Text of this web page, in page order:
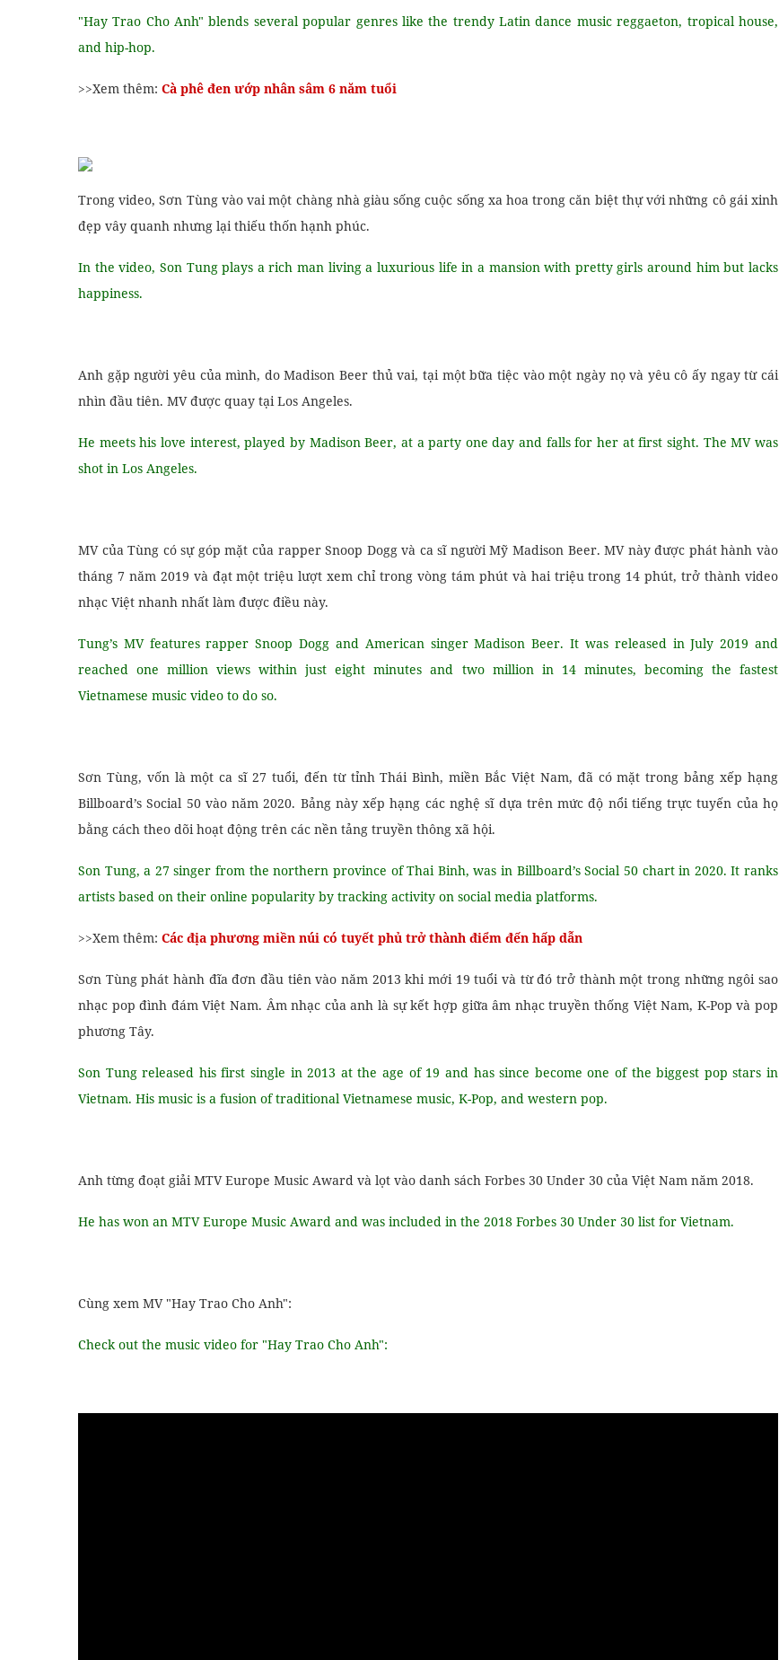
"Hay Trao Cho Anh" blends several popular genres like the trendy Latin dance music reggaeton, tropical house,
and hip-hop.
>>Xem thêm: Cà phê đen ướp nhân sâm 6 năm tuổi
Trong video, Sơn Tùng vào vai một chàng nhà giàu sống cuộc sống xa hoa trong căn biệt thự với những cô gái xinh
đẹp vây quanh nhưng lại thiếu thốn hạnh phúc.
In the video, Son Tung plays a rich man living a luxurious life in a mansion with pretty girls around him but lacks
happiness.
Anh gặp người yêu của mình, do Madison Beer thủ vai, tại một bữa tiệc vào một ngày nọ và yêu cô ấy ngay từ cái
nhìn đầu tiên. MV được quay tại Los Angeles.
He meets his love interest, played by Madison Beer, at a party one day and falls for her at first sight. The MV was
shot in Los Angeles.
MV của Tùng có sự góp mặt của rapper Snoop Dogg và ca sĩ người Mỹ Madison Beer. MV này được phát hành vào
tháng 7 năm 2019 và đạt một triệu lượt xem chỉ trong vòng tám phút và hai triệu trong 14 phút, trở thành video
nhạc Việt nhanh nhất làm được điều này.
Tung’s MV features rapper Snoop Dogg and American singer Madison Beer. It was released in July 2019 and
reached one million views within just eight minutes and two million in 14 minutes, becoming the fastest
Vietnamese music video to do so.
Sơn Tùng, vốn là một ca sĩ 27 tuổi, đến từ tỉnh Thái Bình, miền Bắc Việt Nam, đã có mặt trong bảng xếp hạng
Billboard’s Social 50 vào năm 2020. Bảng này xếp hạng các nghệ sĩ dựa trên mức độ nổi tiếng trực tuyến của họ
bằng cách theo dõi hoạt động trên các nền tảng truyền thông xã hội.
Son Tung, a 27 singer from the northern province of Thai Binh, was in Billboard’s Social 50 chart in 2020. It ranks
artists based on their online popularity by tracking activity on social media platforms.
>>Xem thêm: Các địa phương miền núi có tuyết phủ trở thành điểm đến hấp dẫn
Sơn Tùng phát hành đĩa đơn đầu tiên vào năm 2013 khi mới 19 tuổi và từ đó trở thành một trong những ngôi sao
nhạc pop đình đám Việt Nam. Âm nhạc của anh là sự kết hợp giữa âm nhạc truyền thống Việt Nam, K-Pop và pop
phương Tây.
Son Tung released his first single in 2013 at the age of 19 and has since become one of the biggest pop stars in
Vietnam. His music is a fusion of traditional Vietnamese music, K-Pop, and western pop.
Anh từng đoạt giải MTV Europe Music Award và lọt vào danh sách Forbes 30 Under 30 của Việt Nam năm 2018.
He has won an MTV Europe Music Award and was included in the 2018 Forbes 30 Under 30 list for Vietnam.
Cùng xem MV "Hay Trao Cho Anh":
Check out the music video for "Hay Trao Cho Anh":